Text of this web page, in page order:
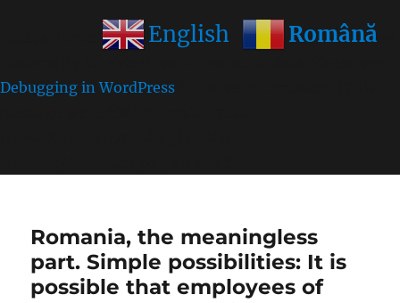
: Function wp_get_inline_script_tag was called
Debugging in WordPress
Romania, the meaningless
part. Simple possibilities: It is
possible that employees of
English Română